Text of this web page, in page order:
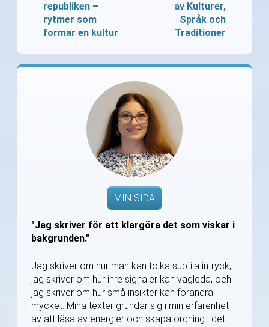
republiken –
rytmer som
formar en kultur
av Kulturer,
Språk och
Traditioner
MIN SIDA
"Jag skriver för att klargöra det som viskar i
bakgrunden."
Jag skriver om hur man kan tolka subtila intryck,
jag skriver om hur inre signaler kan vägleda, och
jag skriver om hur små insikter kan förändra
mycket. Mina texter grundar sig i min erfarenhet
av att läsa av energier och skapa ordning i det